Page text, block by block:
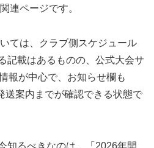
連ページです。
ては、クラブ側スケジュール
記載はあるものの、公式大会サ
報が中心で、お知らせ欄も
送案内までが確認できる状態で
知るべきなのは、「2026年開